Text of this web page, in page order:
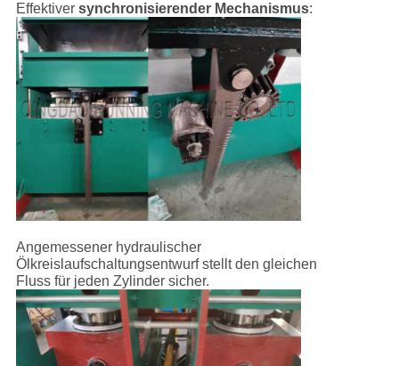
Effektiver synchronisierender Mechanismus:
Angemessener hydraulischer
Ölkreislaufschaltungsentwurf stellt den gleichen
Fluss für jeden Zylinder sicher.